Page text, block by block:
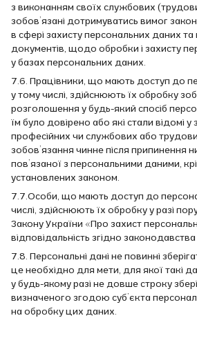
з виконанням своїх службових
зобов’язані дотримуватись вимог
в сфері захисту персональних даних та
документів, щодо обробки і захисту
у базах персональних даних.
7.6. Працівники, що мають доступ до
у тому числі, здійснюють їх обробку
розголошення у будь-який спосіб
їм було довірено або які стали відомі у
професійних чи службових або
зобов’язання чинне після припинення
пов’язаної з персональними даними,
установлених законом.
7.7.Особи, що мають доступ до
числі, здійснюють їх обробку у разі
Закону України «Про захист
відповідальність згідно
7.8. Персональні дані не повинні
це необхідно для мети, для якої такі
у будь-якому разі не довше строку
визначеного згодою суб’єкта
на обробку цих даних.